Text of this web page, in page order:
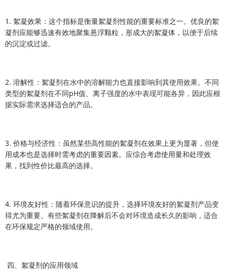
1. 絮凝效果：这个指标是衡量絮凝剂性能的重要标准之一。优良的絮
凝剂应能够迅速有效地聚集悬浮颗粒，形成大的絮凝体，以便于后续
的沉淀或过滤。
2. 溶解性：絮凝剂在水中的溶解能力也直接影响到其使用效果。不同
类型的絮凝剂在不同pH值、离子强度的水中表现可能各异，因此应根
据实际需求选择适合的产品。
3. 价格与经济性：虽然某些高性能的絮凝剂在效果上更为显著，但使
用成本也是选择时需考虑的重要因素。应综合考虑使用量和处理效
果，找到性价比最高的选择。
4. 环境友好性：随着环保意识的提升，选择环境友好的絮凝剂产品变
得尤为重要。有些絮凝剂在降解后不会对环境造成长久的影响，适合
在环保规定严格的领域使用。
四、絮凝剂的应用领域